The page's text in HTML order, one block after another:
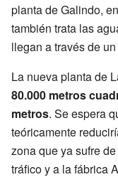
planta de Galindo,
también trata las
llegan a través de
La nueva planta de
80.000 metros
metros. Se espera
teóricamente
zona que ya sufre de
tráfico y a la fábrica